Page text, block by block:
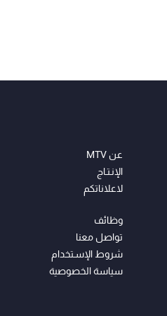
عن MTV
الإنـتـاج
لاعلاناتكم
وظائف
تواصل معنا
شروط الإسـتخدام
سياسة الخصوصية